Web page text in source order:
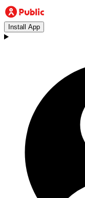
Install App